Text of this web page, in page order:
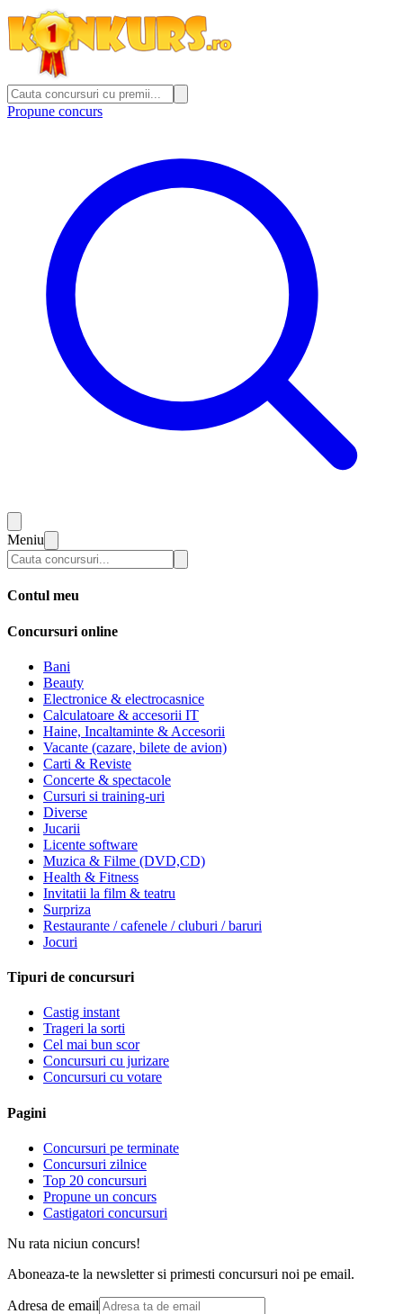
Propune concurs
Meniu
Contul meu
Concursuri online
Bani
Beauty
Electronice & electrocasnice
Calculatoare & accesorii IT
Haine, Incaltaminte & Accesorii
Vacante (cazare, bilete de avion)
Carti & Reviste
Concerte & spectacole
Cursuri si training-uri
Diverse
Jucarii
Licente software
Muzica & Filme (DVD,CD)
Health & Fitness
Invitatii la film & teatru
Surpriza
Restaurante / cafenele / cluburi / baruri
Jocuri
Tipuri de concursuri
Castig instant
Trageri la sorti
Cel mai bun scor
Concursuri cu jurizare
Concursuri cu votare
Pagini
Concursuri pe terminate
Concursuri zilnice
Top 20 concursuri
Propune un concurs
Castigatori concursuri
Nu rata niciun concurs!
Aboneaza-te la newsletter si primesti concursuri noi pe email.
Adresa de email